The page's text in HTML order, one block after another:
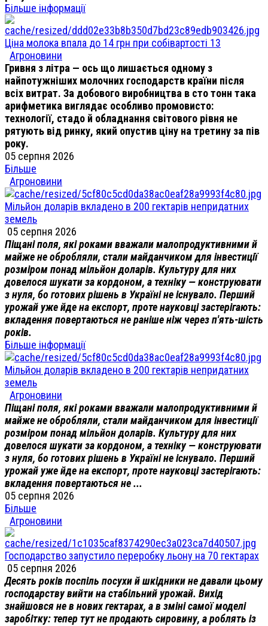
Більше інформації
Ціна молока впала до 14 грн при собівартості 13
Агроновини
Гривня з літра — ось що лишається одному з
найпотужніших молочних господарств країни після
всіх витрат. За добового виробництва в сто тонн така
арифметика виглядає особливо промовисто:
технології, стадо й обладнання світового рівня не
рятують від ринку, який опустив ціну на третину за пів
року.
05 серпня 2026
Більше
Агроновини
Мільйон доларів вкладено в 200 гектарів непридатних
земель
05 серпня 2026
Піщані поля, які роками вважали малопродуктивними й
майже не обробляли, стали майданчиком для інвестиції
розміром понад мільйон доларів. Культуру для них
довелося шукати за кордоном, а техніку — конструювати
з нуля, бо готових рішень в Україні не існувало. Перший
урожай уже йде на експорт, проте науковці застерігають:
вкладення повертаються не раніше ніж через п'ять-шість
років.
Більше інформації
Мільйон доларів вкладено в 200 гектарів непридатних
земель
Агроновини
Піщані поля, які роками вважали малопродуктивними й
майже не обробляли, стали майданчиком для інвестиції
розміром понад мільйон доларів. Культуру для них
довелося шукати за кордоном, а техніку — конструювати
з нуля, бо готових рішень в Україні не існувало. Перший
урожай уже йде на експорт, проте науковці застерігають:
вкладення повертаються не ...
05 серпня 2026
Більше
Агроновини
Господарство запустило переробку льону на 70 гектарах
05 серпня 2026
Десять років поспіль посухи й шкідники не давали цьому
господарству вийти на стабільний урожай. Вихід
знайшовся не в нових гектарах, а в зміні самої моделі
заробітку: тепер тут не продають сировину, а роблять із